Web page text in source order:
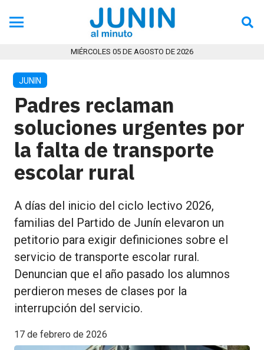
MIÉRCOLES 05 DE AGOSTO DE 2026
JUNIN
Padres reclaman
soluciones urgentes por
la falta de transporte
escolar rural
A días del inicio del ciclo lectivo 2026,
familias del Partido de Junín elevaron un
petitorio para exigir definiciones sobre el
servicio de transporte escolar rural.
Denuncian que el año pasado los alumnos
perdieron meses de clases por la
interrupción del servicio.
17 de febrero de 2026